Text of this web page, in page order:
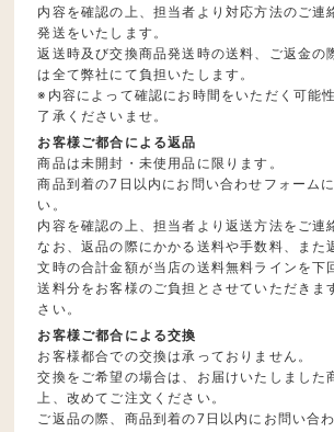
内容を確認の上、担当者より対応方法のご連
発送をいたします。
返送時及び交換商品発送時の送料、ご返金の
は全て弊社にて負担いたします。
※内容によって確認にお時間をいただく可能
了承くださいませ。
お客様ご都合による返品
商品は未開封・未使用品に限ります。
商品到着の7日以内にお問い合わせフォーム
い。
内容を確認の上、担当者より返送方法をご連
なお、返品の際にかかる送料や手数料、また
文時の合計金額が当店の送料無料ラインを下
送料分をお客様のご負担とさせていただきま
さい。
お客様ご都合による交換
お客様都合での交換は承っておりません。
交換をご希望の場合は、お届けいたしました
上、改めてご注文ください。
ご返品の際、商品到着の7日以内にお問い合